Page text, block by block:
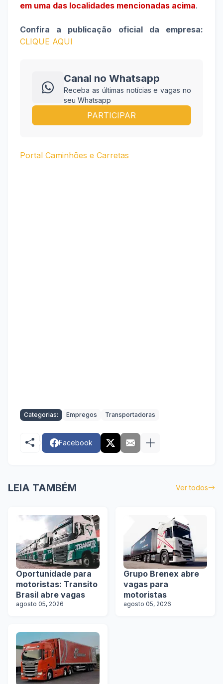
em uma das localidades mencionadas acima.
Confira a publicação oficial da empresa:
CLIQUE AQUI
Canal no Whatsapp
Receba as últimas notícias e vagas no
seu Whatsapp
PARTICIPAR
Portal Caminhões e Carretas
Categorias: Empregos Transportadoras
Facebook
LEIA TAMBÉM Ver todos
Oportunidade para
motoristas: Transito
Brasil abre vagas
agosto 05, 2026
Grupo Brenex abre
vagas para
motoristas
agosto 05, 2026